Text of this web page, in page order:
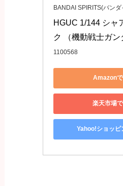
BANDAI SPIRITS(バン
HGUC 1/144 シャ
ク （機動戦士ガン
1100568
Amazon
楽天市場
Yahoo!ショッピ